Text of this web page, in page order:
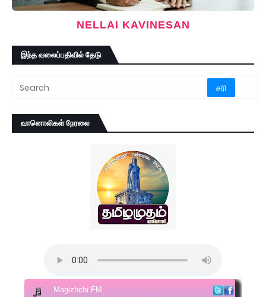
NELLAI KAVINESAN
இந்த வலைப்பதிவில் தேடு
வானொலிகள் நேரலை